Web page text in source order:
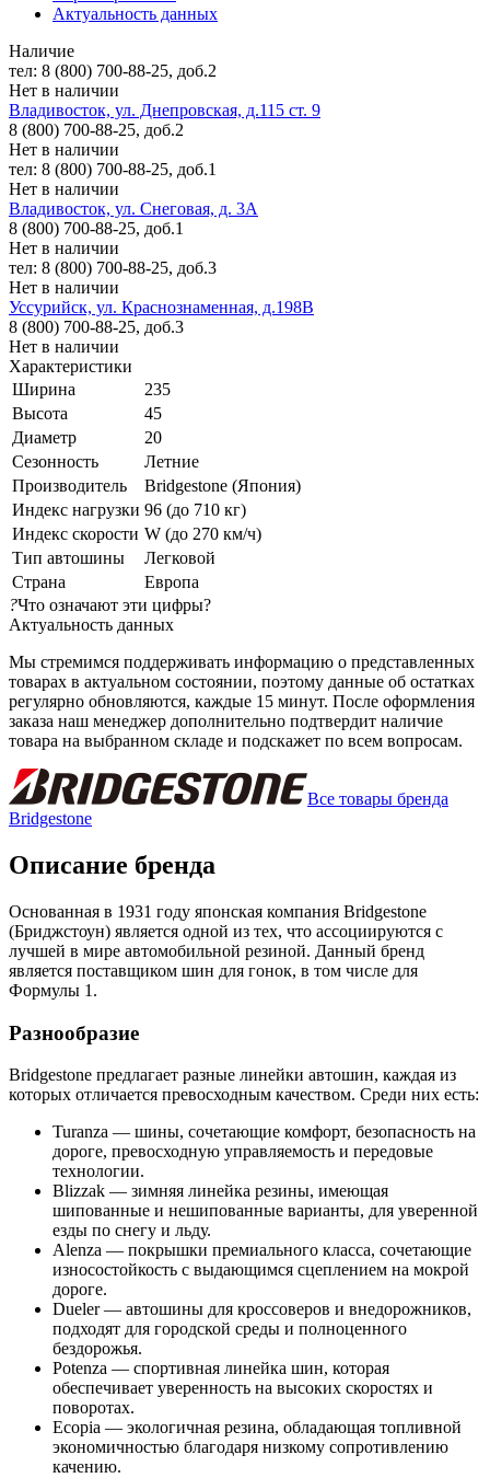
Актуальность данных
Наличие
тел: 8 (800) 700-88-25, доб.2
Нет в наличии
Владивосток, ул. Днепровская, д.115 ст. 9
8 (800) 700-88-25, доб.2
Нет в наличии
тел: 8 (800) 700-88-25, доб.1
Нет в наличии
Владивосток, ул. Снеговая, д. 3А
8 (800) 700-88-25, доб.1
Нет в наличии
тел: 8 (800) 700-88-25, доб.3
Нет в наличии
Уссурийск, ул. Краснознаменная, д.198В
8 (800) 700-88-25, доб.3
Нет в наличии
Характеристики
Ширина
235
Высота
45
Диаметр
20
Сезонность
Летние
Производитель
Bridgestone (Япония)
Индекс нагрузки 96 (до 710 кг)
Индекс скорости W (до 270 км/ч)
Тип автошины
Легковой
Страна
Европа
?Что означают эти цифры?
Актуальность данных
Мы стремимся поддерживать информацию о представленных
товарах в актуальном состоянии, поэтому данные об остатках
регулярно обновляются, каждые 15 минут. После оформления
заказа наш менеджер дополнительно подтвердит наличие
товара на выбранном складе и подскажет по всем вопросам.
Все товары бренда
Bridgestone
Описание бренда
Основанная в 1931 году японская компания Bridgestone
(Бриджстоун) является одной из тех, что ассоциируются с
лучшей в мире автомобильной резиной. Данный бренд
является поставщиком шин для гонок, в том числе для
Формулы 1.
Разнообразие
Bridgestone предлагает разные линейки автошин, каждая из
которых отличается превосходным качеством. Среди них есть:
Turanza — шины, сочетающие комфорт, безопасность на
дороге, превосходную управляемость и передовые
технологии.
Blizzak — зимняя линейка резины, имеющая
шипованные и нешипованные варианты, для уверенной
езды по снегу и льду.
Alenza — покрышки премиального класса, сочетающие
износостойкость с выдающимся сцеплением на мокрой
дороге.
Dueler — автошины для кроссоверов и внедорожников,
подходят для городской среды и полноценного
бездорожья.
Potenza — спортивная линейка шин, которая
обеспечивает уверенность на высоких скоростях и
поворотах.
Ecopia — экологичная резина, обладающая топливной
экономичностью благодаря низкому сопротивлению
качению.